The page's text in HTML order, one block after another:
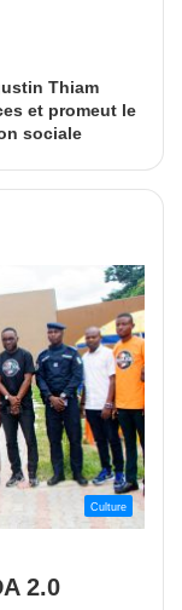
Thiam
et promeut le
sociale
Culture
2.0